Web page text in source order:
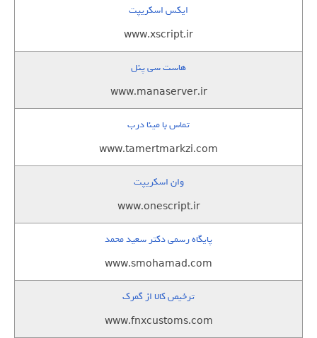
ایکس اسکریپت
www.xscript.ir
هاست سی پنل
www.manaserver.ir
تماس با مینا درب
www.tamertmarkzi.com
وان اسکریپت
www.onescript.ir
پایگاه رسمی دکتر سعید محمد
www.smohamad.com
ترخیص کالا از گمرک
www.fnxcustoms.com